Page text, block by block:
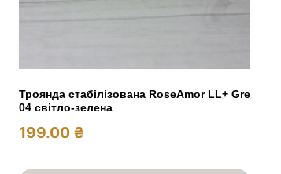
Троянда стабілізована RoseAmor LL+ Gre
04 світло-зелена
199.00 ₴